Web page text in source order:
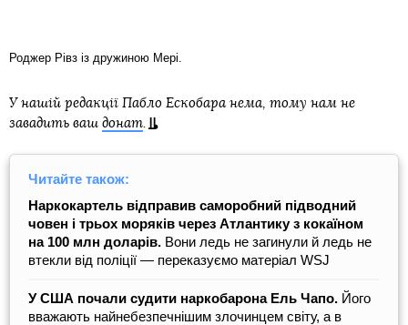
Роджер Рівз із дружиною Мері.
У нашій редакції Пабло Ескобара нема, тому нам не
завадить ваш донат
Читайте також:
Наркокартель відправив саморобний підводний
човен і трьох моряків через Атлантику з кокаїном
на 100 млн доларів. Вони ледь не загинули й ледь не
втекли від поліції — переказуємо матеріал WSJ
У США почали судити наркобарона Ель Чапо. Його
вважають найнебезпечнішим злочинцем світу, а в